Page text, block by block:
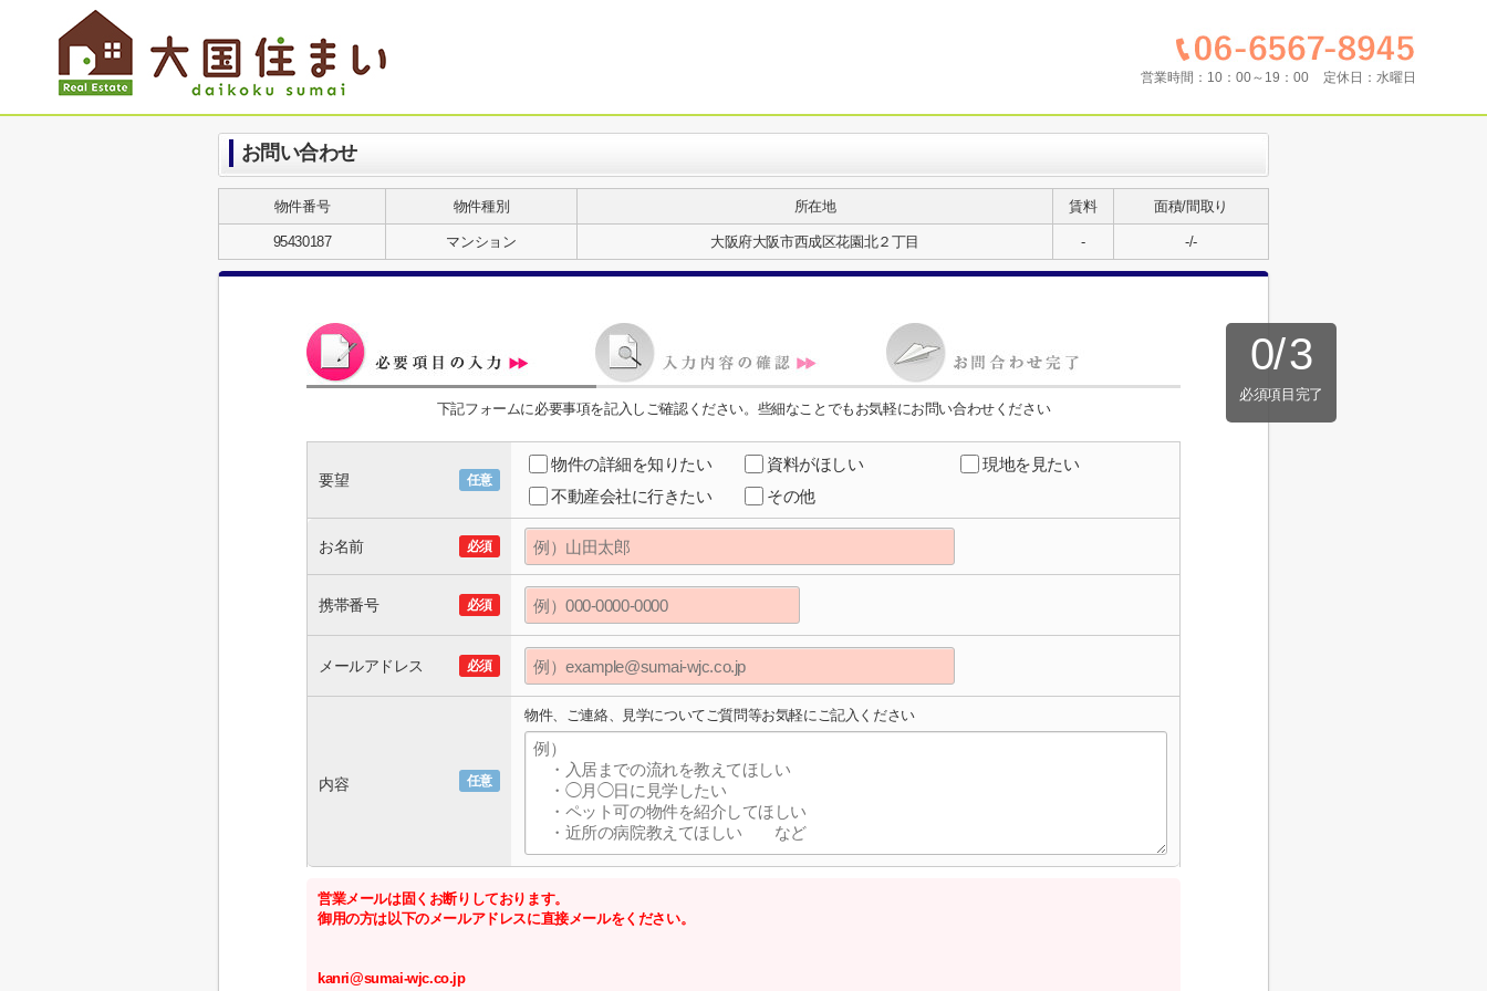
営業時間： 10：00～19：00 定休日： 水曜日
お問い合わせ
物件番号 物件種別 所在地 賃料 面積/間取り
95430187 マンション 大阪府大阪市西成区花園北２丁目 - -/-
0/3
必須項目完了
下記フォームに必要事項を記入しご確認ください。些細なことでもお気軽にお問い合わせください
要望 任意
物件の詳細を知りたい 資料がほしい
現地を見たい
不動産会社に行きたい
その他
お名前 必須
携帯番号 必須
メールアドレス 必須
内容 任意
物件、ご連絡、見学についてご質問等お気軽にご記入ください
営業メールは固くお断りしております。
御用の方は以下のメールアドレスに直接メールをください。
kanri@sumai-wjc.co.jp